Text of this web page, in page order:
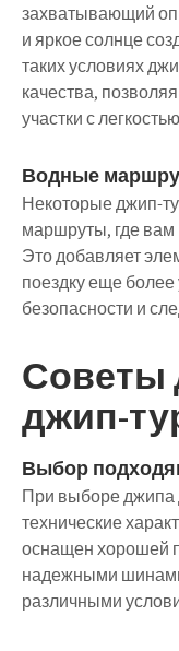
захватывающий
и яркое солнце
таких условиях
качества,
участки с
Водные
Некоторые джип-
маршруты, где вам
Это добавляет
поездку еще
безопасности и
Советы
джип-
Выбор
При выборе джипа
технические
оснащен хорошей
надежными
различными